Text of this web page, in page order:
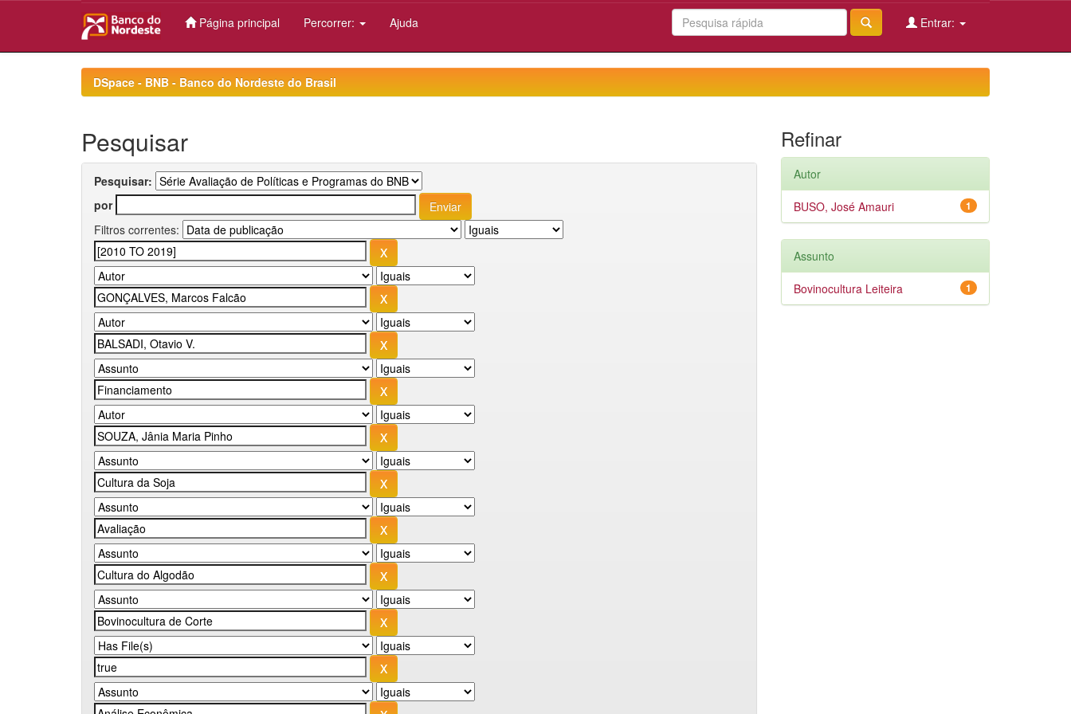
Página principal Percorrer: Ajuda Entrar:
DSpace - BNB - Banco do Nordeste do Brasil
Pesquisar
Pesquisar:
por
Filtros correntes:
Refinar
Autor
1
BUSO, José Amauri
Assunto
1
Bovinocultura Leiteira